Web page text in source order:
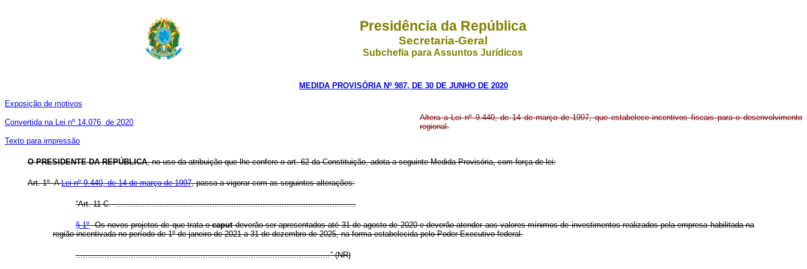
Presidência da República
Secretaria-Geral
Subchefia para Assuntos Jurídicos
MEDIDA PROVISÓRIA Nº 987, DE 30 DE JUNHO DE 2020
Exposição de motivos
Convertida na Lei nº 14.076, de 2020
Texto para impressão
Altera a Lei nº 9.440, de 14 de março de 1997, que estabelece incentivos fiscais para o desenvolvimento
regional.
O PRESIDENTE DA REPÚBLICA, no uso da atribuição que lhe confere o art. 62 da Constituição, adota a seguinte Medida Provisória, com força de lei:
Art. 1º ALei nº 9.440, de 14 de março de 1997, passa a vigorar com as seguintes alterações:
“Art. 11-C. ....................................................................................................
§ 1ºOs novos projetos de que trata ocaputdeverão ser apresentados até 31 de agosto de 2020 e deverão atender aos valores mínimos de investimentos realizados pela empresa habilitada na
região incentivada no período de 1º de janeiro de 2021 a 31 de dezembro de 2025, na forma estabelecida pelo Poder Executivo federal.
..........................................................................................................” (NR)